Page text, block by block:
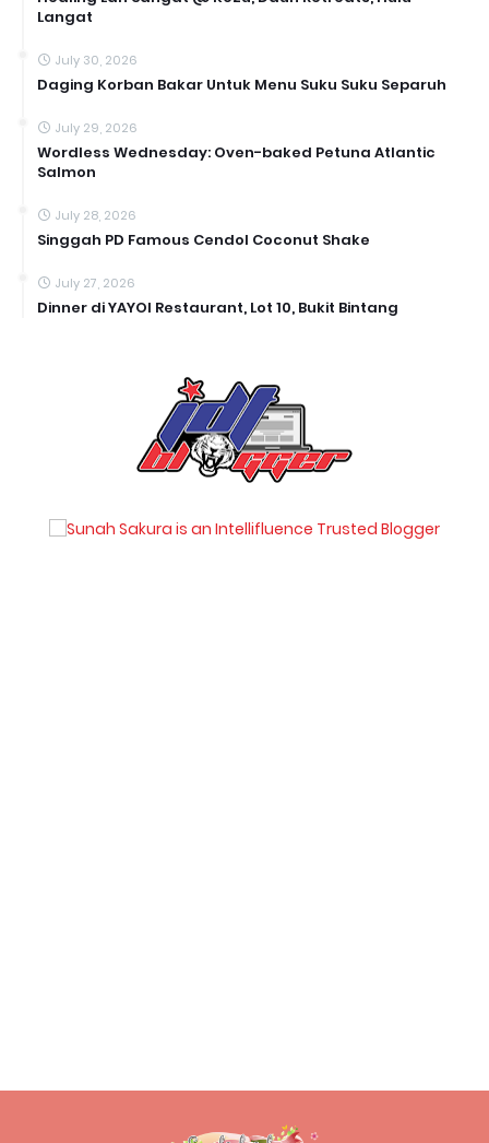
Langat
July 30, 2026
Daging Korban Bakar Untuk Menu Suku Suku Separuh
July 29, 2026
Wordless Wednesday: Oven-baked Petuna Atlantic
Salmon
July 28, 2026
Singgah PD Famous Cendol Coconut Shake
July 27, 2026
Dinner di YAYOI Restaurant, Lot 10, Bukit Bintang